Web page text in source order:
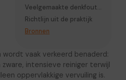
Veelgemaakte denkfout: “meer kracht is beter”
Richtlijn uit de praktijk
Bronnen
wordt vaak verkeerd benaderd:
zware, intensieve reiniger terwijl
oppervlakkige vervuiling is.